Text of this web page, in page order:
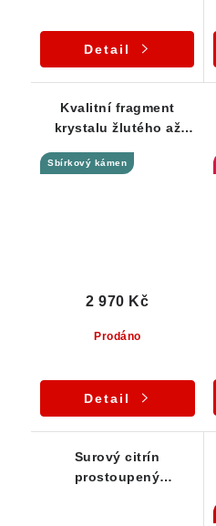
Detail
Kvalitní fragment
krystalu žlutého až
Vysočiny
Sbírkový kámen
Prodáno
2 970 Kč
Detail
Surový citrín
prostoupený